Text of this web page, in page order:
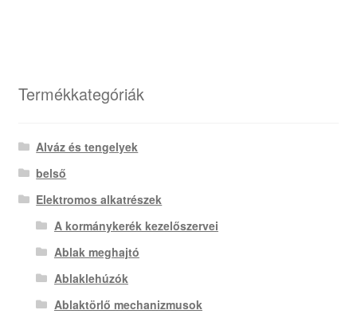
Termékkategóriák
Alváz és tengelyek
belső
Elektromos alkatrészek
A kormánykerék kezelőszervei
Ablak meghajtó
Ablaklehúzók
Ablaktörlő mechanizmusok